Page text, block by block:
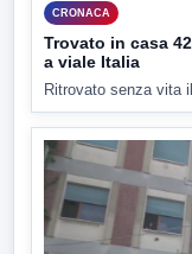
CRONACA
Trovato in casa
a viale Italia
Ritrovato senza vita